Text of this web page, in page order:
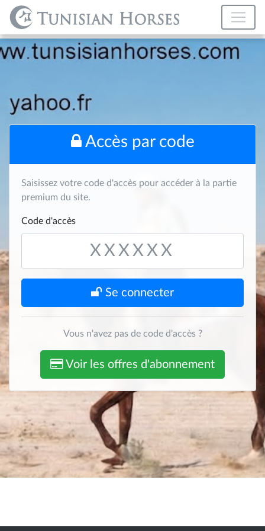
Accès par code
Saisissez votre code d'accès pour accéder à la partie
premium du site.
Code d'accès
Se connecter
Vous n'avez pas de code d'accès ?
Voir les offres d'abonnement